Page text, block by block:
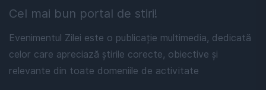
Cel mai bun portal de stiri!
Evenimentul Zilei este o publicație multimedia, dedicată
celor care apreciază știrile corecte, obiective și
relevante din toate domeniile de activitate